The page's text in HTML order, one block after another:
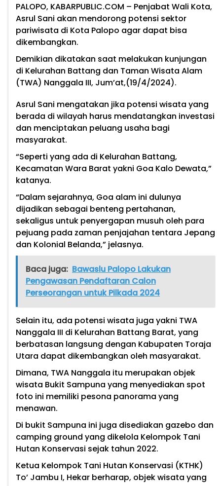
PALOPO, KABARPUBLIC.COM – Penjabat Wali Kota,
Asrul Sani akan mendorong potensi sektor
pariwisata di Kota Palopo agar dapat bisa
dikembangkan.
Demikian dikatakan saat melakukan kunjungan
di Kelurahan Battang dan Taman Wisata Alam
(TWA) Nanggala III, Jum’at,(19/4/2024).
Asrul Sani mengatakan jika potensi wisata yang
berada di wilayah harus mendatangkan investasi
dan menciptakan peluang usaha bagi
masyarakat.
“Seperti yang ada di Kelurahan Battang,
Kecamatan Wara Barat yakni Goa Kalo Dewata,”
katanya.
“Dalam sejarahnya, Goa alam ini dulunya
dijadikan sebagai benteng pertahanan,
sekaligus untuk penyergapan musuh oleh para
pejuang pada zaman penjajahan tentara Jepang
dan Kolonial Belanda,” jelasnya.
Baca juga: Bawaslu Palopo Lakukan
Pengawasan Pendaftaran Calon
Perseorangan untuk Pilkada 2024
Selain itu, ada potensi wisata juga yakni TWA
Nanggala III di Kelurahan Battang Barat, yang
berbatasan langsung dengan Kabupaten Toraja
Utara dapat dikembangkan oleh masyarakat.
Dimana, TWA Nanggala itu merupakan objek
wisata Bukit Sampuna yang menyediakan spot
foto ini memiliki pesona panorama yang
menawan.
Di bukit Sampuna ini juga disediakan gazebo dan
camping ground yang dikelola Kelompok Tani
Hutan Konservasi sejak tahun 2022.
Ketua Kelompok Tani Hutan Konservasi (KTHK)
To’ Jambu I, Hekar berharap, objek wisata yang